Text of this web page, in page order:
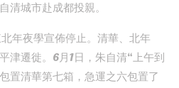
清城市赴成都投親。
年夜學宣佈停止。清華、北年
津遷徙。6月1日，朱自清“上午到
置清華第七箱，急運之六包置了